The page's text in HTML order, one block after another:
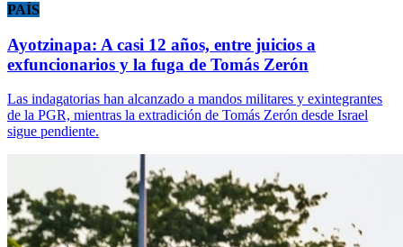
PAÍS
Ayotzinapa: A casi 12 años, entre juicios a
exfuncionarios y la fuga de Tomás Zerón
Las indagatorias han alcanzado a mandos militares y exintegrantes
de la PGR, mientras la extradición de Tomás Zerón desde Israel
sigue pendiente.